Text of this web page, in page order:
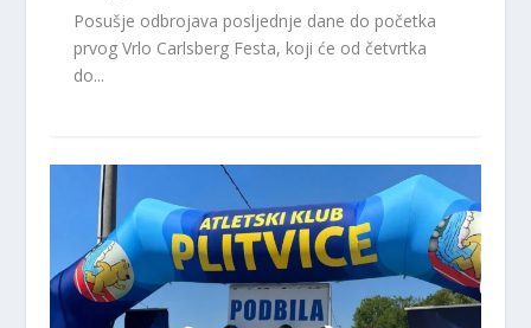
Posušje odbrojava posljednje dane do početka
prvog Vrlo Carlsberg Festa, koji će od četvrtka
do...